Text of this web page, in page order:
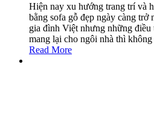
Hiện nay xu hướng trang trí và
bằng sofa gỗ đẹp ngày càng
gia đình Việt nhưng những điều
mang lại cho ngôi nhà thì
Read More